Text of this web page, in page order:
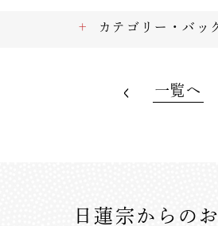
カテゴリー・バッ
一覧へ
日蓮宗からの